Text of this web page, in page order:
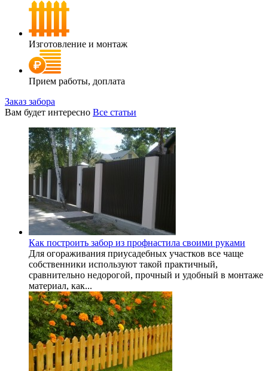
Изготовление и монтаж
Прием работы, доплата
Заказ забора
Вам будет интересно Все статьи
Как построить забор из профнастила своими руками
Для огораживания приусадебных участков все чаще
собственники используют такой практичный,
сравнительно недорогой, прочный и удобный в монтаже
материал, как...